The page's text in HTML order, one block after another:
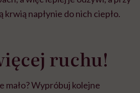
krwią napłynie do nich ciepło.
ruchu!
mało? Wypróbuj kolejne